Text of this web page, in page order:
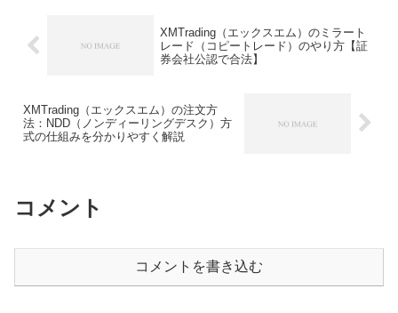
XMTrading（エックスエム）のミラート
レード（コピートレード）のやり方【証
券会社公認で合法】
XMTrading（エックスエム）の注文方
法：NDD（ノンディーリングデスク）方
式の仕組みを分かりやすく解説
コメント
コメントを書き込む